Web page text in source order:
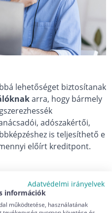
lehetőséget biztosítanak
arra, hogy bármely
adószakértői,
is teljesíthető e
előírt kreditpont.
rendszerben
Adatvédelmi irányelvek
információk
működtetése, használatának